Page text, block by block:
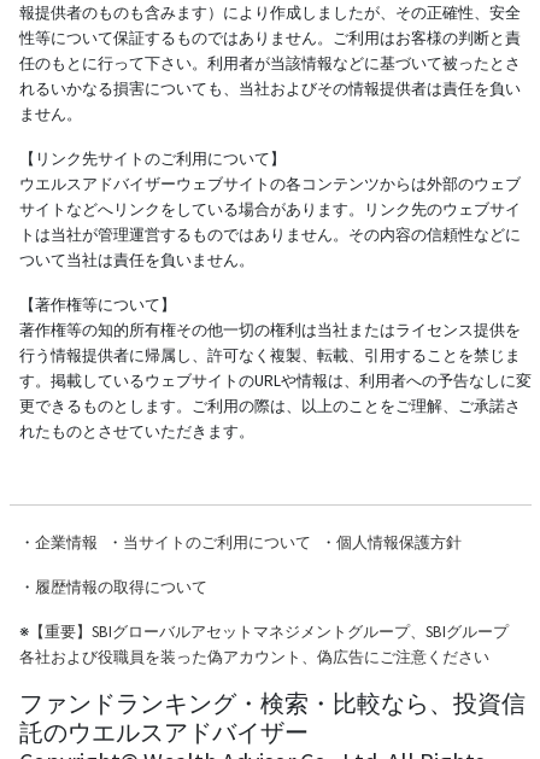
報提供者のものも含みます）により作成しましたが、その正確性、安全
性等について保証するものではありません。ご利用はお客様の判断と責
任のもとに行って下さい。利用者が当該情報などに基づいて被ったとさ
れるいかなる損害についても、当社およびその情報提供者は責任を負い
ません。
【リンク先サイトのご利用について】
ウエルスアドバイザーウェブサイトの各コンテンツからは外部のウェブ
サイトなどへリンクをしている場合があります。リンク先のウェブサイ
トは当社が管理運営するものではありません。その内容の信頼性などに
ついて当社は責任を負いません。
【著作権等について】
著作権等の知的所有権その他一切の権利は当社またはライセンス提供を
行う情報提供者に帰属し、許可なく複製、転載、引用することを禁じま
す。掲載しているウェブサイトのURLや情報は、利用者への予告なしに変
更できるものとします。ご利用の際は、以上のことをご理解、ご承諾さ
れたものとさせていただきます。
・ 企業情報 ・ 当サイトのご利用について ・ 個人情報保護方針
・ 履歴情報の取得について
※【重要】SBIグローバルアセットマネジメントグループ、SBIグループ
各社および役職員を装った偽アカウント、偽広告にご注意ください
ファンドランキング・検索・比較なら、投資信
託のウエルスアドバイザー